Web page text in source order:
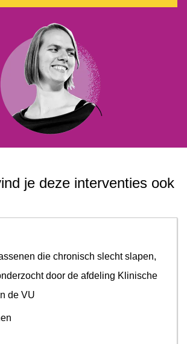
je deze interventies ook
die chronisch slecht slapen,
door de afdeling Klinische
de VU